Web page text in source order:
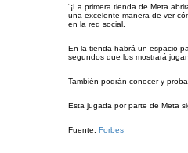
“¡La primera tienda de Meta
una excelente manera de ver
en la red social.
En la tienda habrá un espacio
segundos que los mostrará
También podrán conocer y
Esta jugada por parte de Meta
Fuente: Forbes